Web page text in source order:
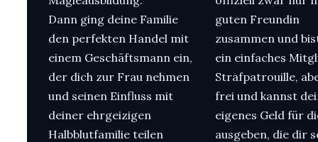
Dann ging deine Familie
den perfekten Handel mit
einem Geschäftsmann ein,
der dich zur Frau nehmen
und seinen Einfluss mit
deiner ehrgeizigen
Halbblutfamilie teilen
guten Freundin
zusammen und
ein einfaches
Strafpatrouille,
frei und kannst
eigenes Geld für
ausgeben, die dir